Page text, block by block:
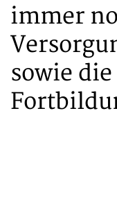
immer
sowie